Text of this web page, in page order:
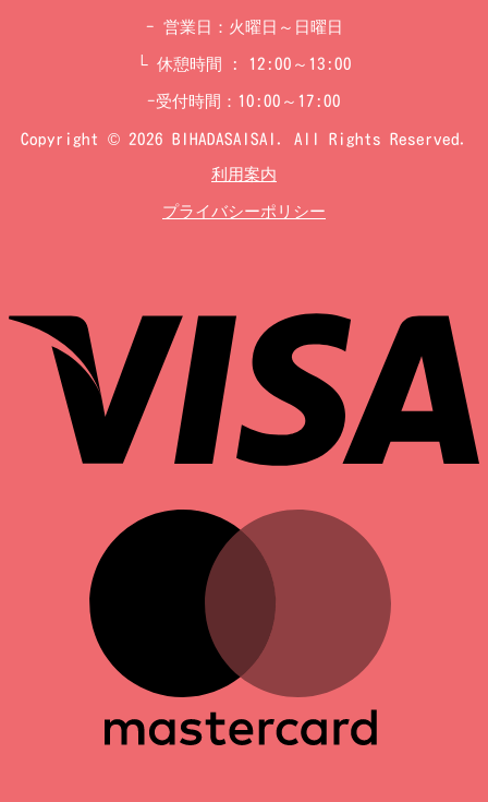
- 営業日：火曜日～日曜日
└ 休憩時間 : 12:00～13:00
-受付時間：10:00～17:00
Copyright © 2026 BIHADASAISAI. All Rights Reserved.
利用案内
プライバシーポリシー